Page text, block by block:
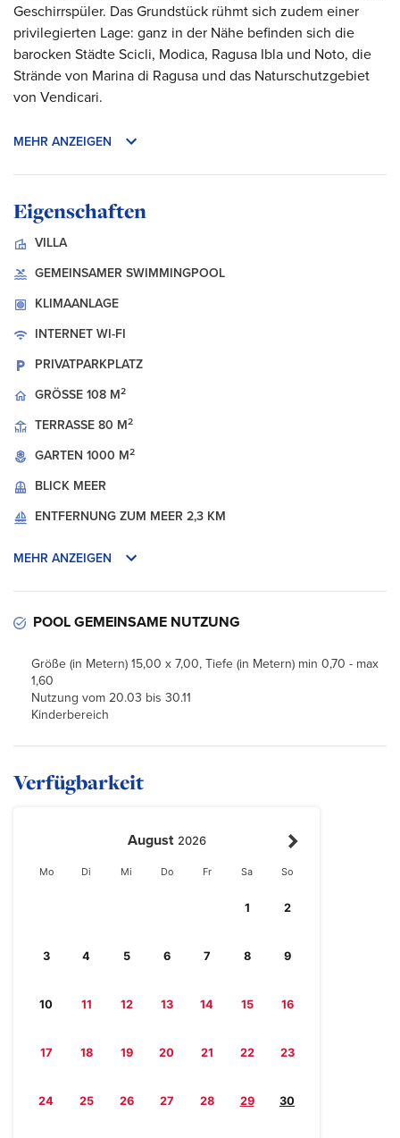
Geschirrspüler. Das Grundstück rühmt sich zudem einer
privilegierten Lage: ganz in der Nähe befinden sich die
barocken Städte Scicli, Modica, Ragusa Ibla und Noto, die
Strände von Marina di Ragusa und das Naturschutzgebiet
von Vendicari.
MEHR ANZEIGEN
Eigenschaften
VILLA
GEMEINSAMER SWIMMINGPOOL
KLIMAANLAGE
INTERNET WI-FI
PRIVATPARKPLATZ
GRÖSSE
108 M2
TERRASSE 80 M2
GARTEN 1000 M2
BLICK MEER
ENTFERNUNG ZUM MEER 2,3 KM
MEHR ANZEIGEN
POOL GEMEINSAME NUTZUNG
Größe (in Metern) 15,00 x 7,00, Tiefe (in Metern) min 0,70 - max
1,60
Nutzung vom 20.03 bis 30.11
Kinderbereich
Verfügbarkeit
August 2026
Mo Di Mi Do Fr Sa So
1 2
3 4 5 6 7 8 9
10 11 12 13 14 15 16
17 18 19 20 21 22 23
24 25 26 27 28 29 30